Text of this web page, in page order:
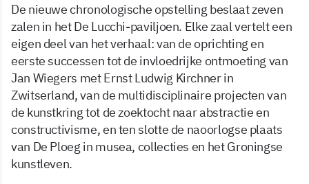
De nieuwe chronologische opstelling beslaat zeven
zalen in het De Lucchi-paviljoen. Elke zaal vertelt een
eigen deel van het verhaal: van de oprichting en
eerste successen tot de invloedrijke ontmoeting van
Jan Wiegers met Ernst Ludwig Kirchner in
Zwitserland, van de multidisciplinaire projecten van
de kunstkring tot de zoektocht naar abstractie en
constructivisme, en ten slotte de naoorlogse plaats
van De Ploeg in musea, collecties en het Groningse
kunstleven.